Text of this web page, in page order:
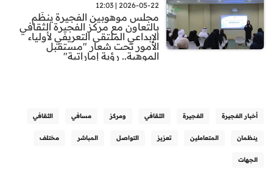
2026-05-22 | 12:03
مجلس موهوبين الفجيرة ينظّم
بالتعاون مع مركز الفجيرة الثقافي
الإبداعي الملتقى التعريفي لأولياء
الأمور تحت شعار "مستقبل
الموهبة.. رؤية إماراتية"
أخبار الفجيرة الفجيرة الثقافي ومركز مسافي الثقافي
ينظمان المتعاملين تعزيز التواصل المباشر مختلف
الجهات